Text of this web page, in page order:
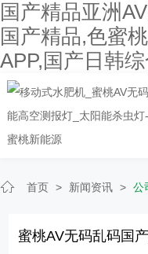
国产精品亚洲
国产精品,色蜜
APP,国产日韩
网站首页
关于国产精品亚洲AV蜜桃
主营产品
客户案例
人才招聘
首页 > 新闻资讯 > 公
蜜桃AV无码乱码国